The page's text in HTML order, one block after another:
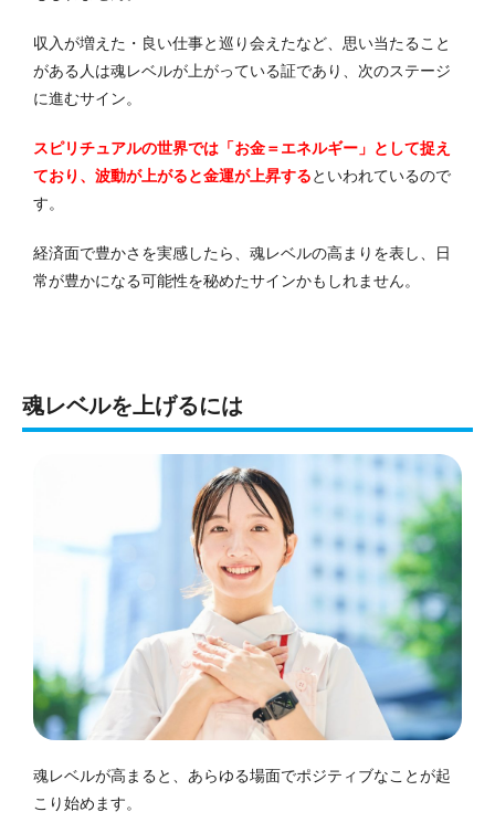
収入が増えた・良い仕事と巡り会えたなど、思い当たること
がある人は魂レベルが上がっている証であり、次のステージ
に進むサイン。
スピリチュアルの世界では「お金＝エネルギー」として捉え
ており、波動が上がると金運が上昇するといわれているので
す。
経済面で豊かさを実感したら、魂レベルの高まりを表し、日
常が豊かになる可能性を秘めたサインかもしれません。
魂レベルを上げるには
魂レベルが高まると、あらゆる場面でポジティブなことが起
こり始めます。